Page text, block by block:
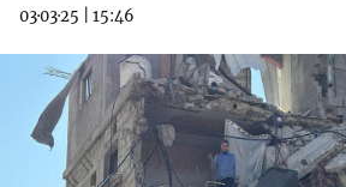
03·03·25
15:46